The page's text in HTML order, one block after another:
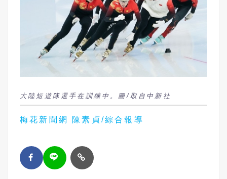
大陸短道隊選手在訓練中。圖/取自中新社
梅花新聞網 陳素貞/綜合報導